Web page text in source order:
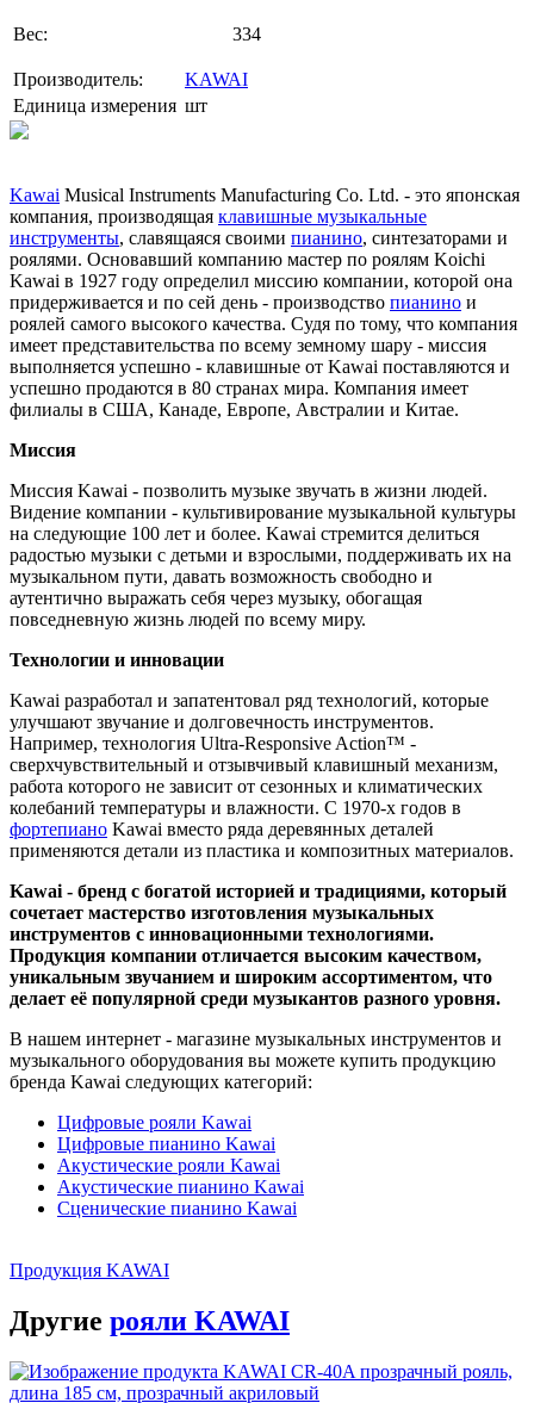
Вес: 334
Производитель:
KAWAI
Единица измерения шт
Kawai Musical Instruments Manufacturing Co. Ltd. - это японская
компания, производящая клавишные музыкальные
инструменты, славящаяся своими пианино, синтезаторами и
роялями. Основавший компанию мастер по роялям Koichi
Kawai в 1927 году определил миссию компании, которой она
придерживается и по сей день - производство пианино и
роялей самого высокого качества. Судя по тому, что компания
имеет представительства по всему земному шару - миссия
выполняется успешно - клавишные от Kawai поставляются и
успешно продаются в 80 странах мира. Компания имеет
филиалы в США, Канаде, Европе, Австралии и Китае.
Миссия
Миссия Kawai - позволить музыке звучать в жизни людей.
Видение компании - культивирование музыкальной культуры
на следующие 100 лет и более. Kawai стремится делиться
радостью музыки с детьми и взрослыми, поддерживать их на
музыкальном пути, давать возможность свободно и
аутентично выражать себя через музыку, обогащая
повседневную жизнь людей по всему миру.
Технологии и инновации
Kawai разработал и запатентовал ряд технологий, которые
улучшают звучание и долговечность инструментов.
Например, технология Ultra-Responsive Action™ -
сверхчувствительный и отзывчивый клавишный механизм,
работа которого не зависит от сезонных и климатических
колебаний температуры и влажности. С 1970-х годов в
фортепиано Kawai вместо ряда деревянных деталей
применяются детали из пластика и композитных материалов.
Kawai - бренд с богатой историей и традициями, который
сочетает мастерство изготовления музыкальных
инструментов с инновационными технологиями.
Продукция компании отличается высоким качеством,
уникальным звучанием и широким ассортиментом, что
делает её популярной среди музыкантов разного уровня.
В нашем интернет - магазине музыкальных инструментов и
музыкального оборудования вы можете купить продукцию
бренда Kawai следующих категорий:
Цифровые рояли Kawai
Цифровые пианино Kawai
Акустические рояли Kawai
Акустические пианино Kawai
Сценические пианино Kawai
Продукция KAWAI
Другие рояли KAWAI